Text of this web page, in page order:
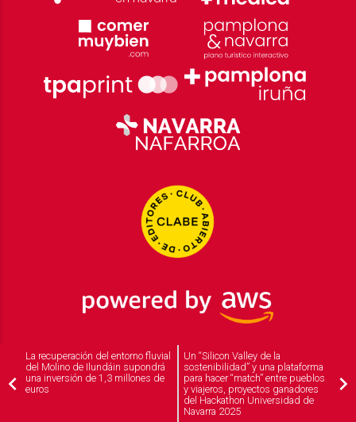
2026© Grupo Comunikaze
Desarrollado por: OA Cloud
La recuperación del entorno fluvial
del Molino de Ilundáin supondrá
una inversión de 1,3 millones de
euros
Un “Silicon Valley de la
sostenibilidad” y una plataforma
para hacer “match” entre pueblos
y viajeros, proyectos ganadores
del Hackathon Universidad de
Navarra 2025